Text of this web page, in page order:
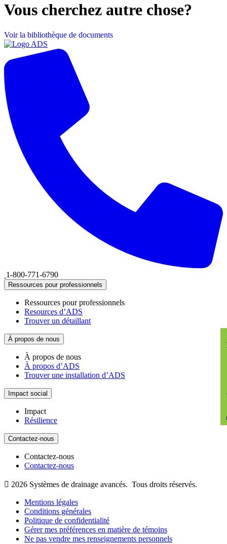
Vous cherchez autre chose?
Voir la bibliothèque de documents
1-800-771-6790
Ressources pour professionnels
Ressources pour professionnels
Resources d’ADS
Trouver un détaillant
À propos de nous
À propos de nous
À propos d’ADS
Trouver une installation d’ADS
Impact social
Impact
Résilience
Contactez-nous
Contactez-nous
Contactez-nous
 2026 Systèmes de drainage avancés. Tous droits réservés.
Mentions légales
Conditions générales
Politique de confidentialité
Gérer mes préférences en matière de témoins
Ne pas vendre mes renseignements personnels